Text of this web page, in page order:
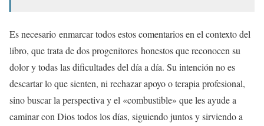
Es necesario enmarcar todos estos comentarios en el contexto del
libro, que trata de dos progenitores honestos que reconocen su
dolor y todas las dificultades del día a día. Su intención no es
descartar lo que sienten, ni rechazar apoyo o terapia profesional,
sino buscar la perspectiva y el «combustible» que les ayude a
caminar con Dios todos los días, siguiendo juntos y sirviendo a